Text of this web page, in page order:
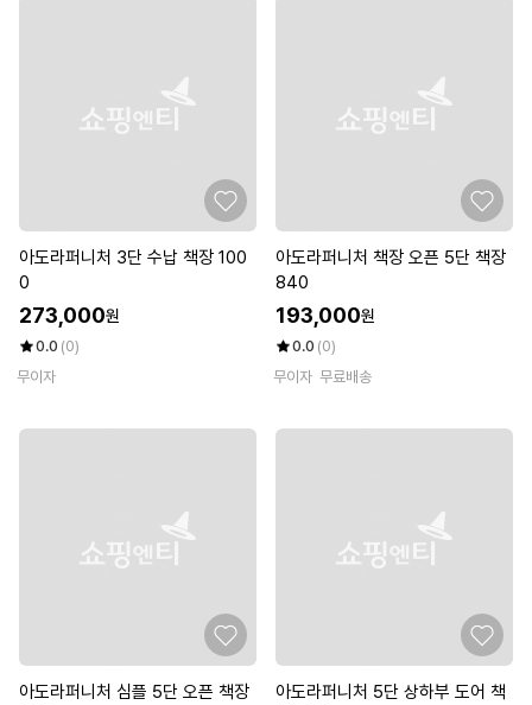
아도라퍼니처 3단 수납 책장 100
0
273,000원
0.0 (0)
무이자
아도라퍼니처 책장 오픈 5단 책장
840
193,000원
0.0 (0)
무이자 무료배송
아도라퍼니처 심플 5단 오픈 책장
아도라퍼니처 5단 상하부 도어 책